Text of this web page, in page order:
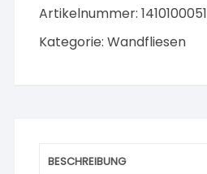
Menge
Artikelnummer:1410100051
Kategorie:Wandfliesen
BESCHREIBUNG